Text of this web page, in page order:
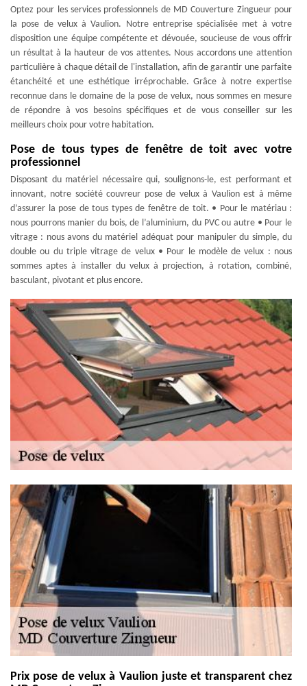
Optez pour les services professionnels de MD Couverture Zingueur pour
la pose de velux à Vaulion. Notre entreprise spécialisée met à votre
disposition une équipe compétente et dévouée, soucieuse de vous offrir
un résultat à la hauteur de vos attentes. Nous accordons une attention
particulière à chaque détail de l'installation, afin de garantir une parfaite
étanchéité et une esthétique irréprochable. Grâce à notre expertise
reconnue dans le domaine de la pose de velux, nous sommes en mesure
de répondre à vos besoins spécifiques et de vous conseiller sur les
meilleurs choix pour votre habitation.
Pose de tous types de fenêtre de toit avec votre
professionnel
Disposant du matériel nécessaire qui, soulignons-le, est performant et
innovant, notre société couvreur pose de velux à Vaulion est à même
d’assurer la pose de tous types de fenêtre de toit. • Pour le matériau :
nous pourrons manier du bois, de l’aluminium, du PVC ou autre • Pour le
vitrage : nous avons du matériel adéquat pour manipuler du simple, du
double ou du triple vitrage de velux • Pour le modèle de velux : nous
sommes aptes à installer du velux à projection, à rotation, combiné,
basculant, pivotant et plus encore.
Prix pose de velux à Vaulion juste et transparent chez